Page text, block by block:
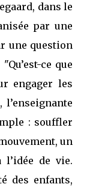
dans le
par une
une question
ce que
engager les
: souffler
un
de vie.
des enfants,